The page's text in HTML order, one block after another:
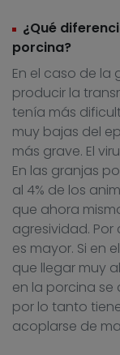
¿Qué
porcina?
En el caso de la
producir la
tenía más
muy bajas del
más grave. El
En las granjas
al 4% de los
que ahora
agresividad.
es mayor. Si en
que llegar muy
en la porcina se
por lo tanto
acoplarse de